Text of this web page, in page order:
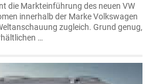
die Markteinführung des neuen VW
innerhalb der Marke Volkswagen
zugleich. Grund genug,
…